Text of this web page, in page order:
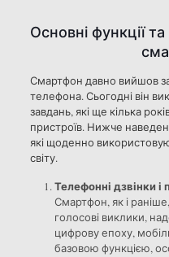
Основні функції
Смартфон давно вийшов
телефона. Сьогодні він
завдань, які ще кілька
пристроїв. Нижче
які щоденно
світу.
Телефонні дзвінки і
Смартфон, як і
голосові виклики,
цифрову епоху,
базовою функцією,